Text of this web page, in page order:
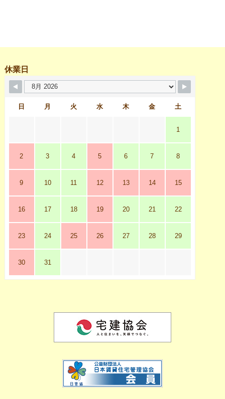
休業日
日 月 火 水 木 金 土
1
2 3 4 5 6 7 8
9 10 11 12 13 14 15
16 17 18 19 20 21 22
23 24 25 26 27 28 29
30 31